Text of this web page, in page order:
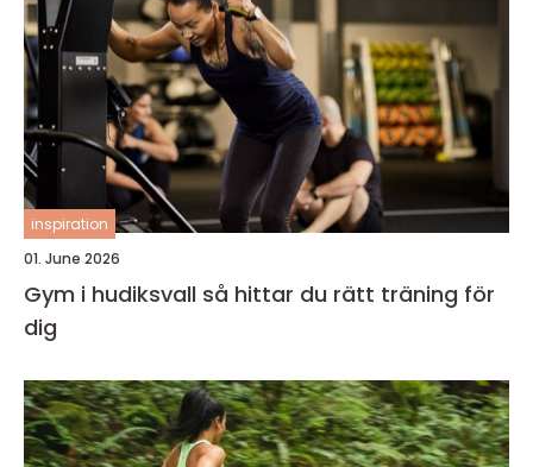
inspiration
01. June 2026
Gym i hudiksvall så hittar du rätt träning för
dig